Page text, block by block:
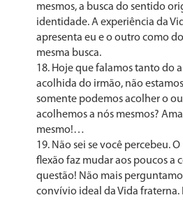
mesmos, a busca do sentido
identidade. A expe­riência da
apresenta eu e o outro como
mesma busca.
Hoje que falamos tanto do
acolhida do irmão, não
somente podemos acolher o
acolhemos a nós mesmos?
mesmo!…
Não sei se você percebeu.
flexão faz mudar aos poucos a
questão! Não mais
convívio ideal da Vida fraterna.